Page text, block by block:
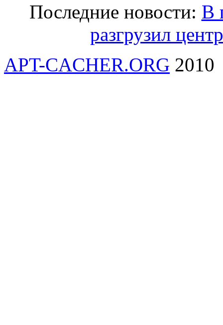
Последние новости: В
разгрузил
APT-CACHER.ORG 2010